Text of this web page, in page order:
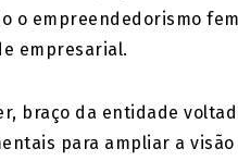
o empreendedorismo
empresarial.
braço da entidade
para ampliar a